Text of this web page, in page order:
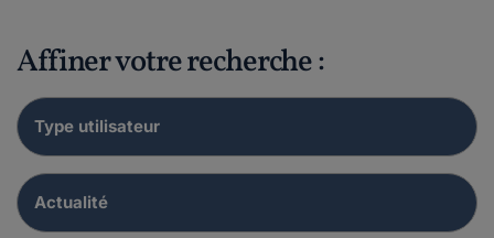
Affiner votre recherche :